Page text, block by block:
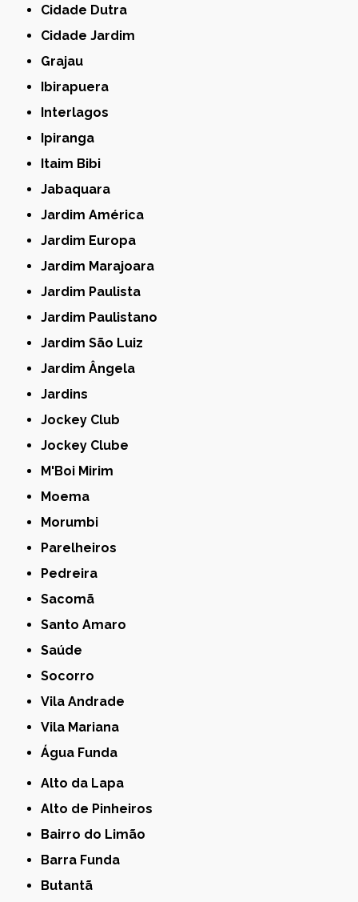
Cidade Dutra
Cidade Jardim
Grajau
Ibirapuera
Interlagos
Ipiranga
Itaim Bibi
Jabaquara
Jardim América
Jardim Europa
Jardim Marajoara
Jardim Paulista
Jardim Paulistano
Jardim São Luiz
Jardim Ângela
Jardins
Jockey Club
Jockey Clube
M'Boi Mirim
Moema
Morumbi
Parelheiros
Pedreira
Sacomã
Santo Amaro
Saúde
Socorro
Vila Andrade
Vila Mariana
Água Funda
Alto da Lapa
Alto de Pinheiros
Bairro do Limão
Barra Funda
Butantã